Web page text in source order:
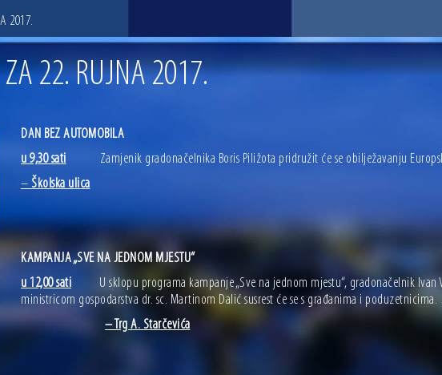
2017.
22. RUJNA 2017.
DAN BEZ AUTOMOBILA
u 9,30 sati Zamjenik gradonačelnika Boris Piližota pridružit će se obilježavanju
– Školska ulica
KAMPANJA „SVE NA JEDNOM MJESTU“
u 12,00 sati U sklopu programa kampanje „Sve na jednom mjestu“, gradonačelnik Ivan
ministricom gospodarstva dr. sc. Martinom Dalić susrest će se s građanima i poduzetnicima.
– Trg A. Starčevića